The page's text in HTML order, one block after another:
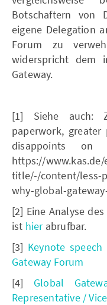
Botschaftern von
eigene Delegation
Forum zu
widerspricht dem
Gateway.
[1] Siehe auch:
paperwork, greater
disappoints on
https://
title/-/content/less-
why-global-
[2] Eine Analyse
ist hierabrufbar.
[3] Keynote
Gateway Forum
[4] Global
Representative /